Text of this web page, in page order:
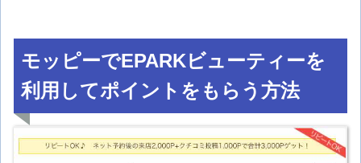
モッピーでEPARKビューティーを
利用してポイントをもらう方法